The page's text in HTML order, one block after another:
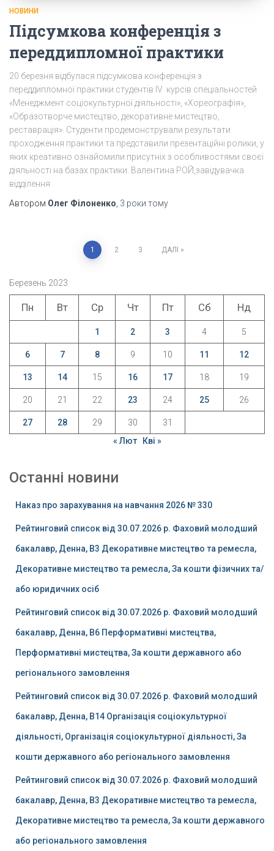
НОВИНИ
Підсумкова конференція з
переддипломної практики
20 березня відбулася підсумкова конференція з
переддипломної практики студентів IV курсів спеціальностей
«Менеджмент соціокультурної діяльності», «Хореографія»,
«Образотворче мистецтво, декоративне мистецтво,
реставрація». Студенти продемонстрували результати
проходження практики та представили презентаційні ролики, у
яких креативно ознайомили присутніх з особливостями своєї
діяльності на базах практики. Валентина РОЙ,завідувачка
відділення
Автором Олег Філоненко 3 роки тому
Пагінація
записів
1 2 3 ДАЛІ
Березень 2023
Пн Вт Ср Чт Пт Сб Нд
1 2 3 4 5
6 7 8 9 10 11 12
13 14 15 16 17 18 19
20 21 22 23 24 25 26
27 28 29 30
31
« Лют
Кві »
Останні новини
Наказ про зарахування на навчання 2026 № 330
Рейтинговий список від 30.07.2026 р. Фаховий молодший
бакалавр, Денна, B3 Декоративне мистецтво та ремесла,
Декоративне мистецтво та ремесла, За кошти фізичних та/
або юридичних осіб
Рейтинговий список від 30.07.2026 р. Фаховий молодший
бакалавр, Денна, B6 Перформативні мистецтва,
Перформативні мистецтва, За кошти державного або
регіонального замовлення
Рейтинговий список від 30.07.2026 р. Фаховий молодший
бакалавр, Денна, B14 Організація соціокультурної
діяльності, Організація соціокультурної діяльності, За
кошти державного або регіонального замовлення
Рейтинговий список від 30.07.2026 р. Фаховий молодший
бакалавр, Денна, B3 Декоративне мистецтво та ремесла,
Декоративне мистецтво та ремесла, За кошти державного
або регіонального замовлення